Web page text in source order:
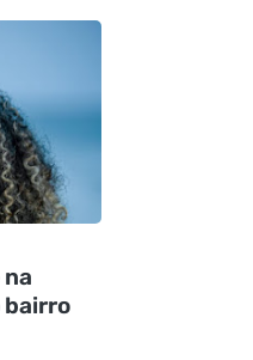
bairro